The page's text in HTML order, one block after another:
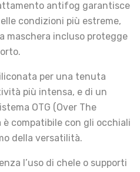
antifog garantisce
condizioni più estreme,
maschera incluso protegge
per una tenuta
più intensa, e di un
OTG (Over The
è compatibile con gli occhiali
della versatilità.
l’uso di chele o supporti